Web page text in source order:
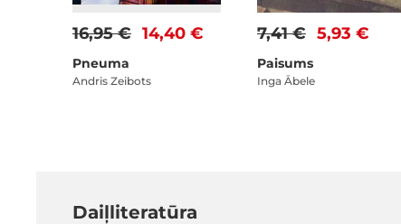
14,40 €
16,95 €
Pneuma
Andris Zeibots
5,93 €
7,41 €
Paisums
Inga Ābele
Daiļliteratūra